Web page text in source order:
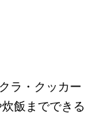
ラ・クッカー
飯までできる